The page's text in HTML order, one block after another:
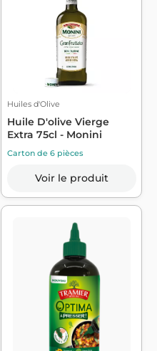
Huiles d'Olive
Huile D'olive Vierge
Extra 75cl - Monini
Carton de 6 pièces
Voir le produit